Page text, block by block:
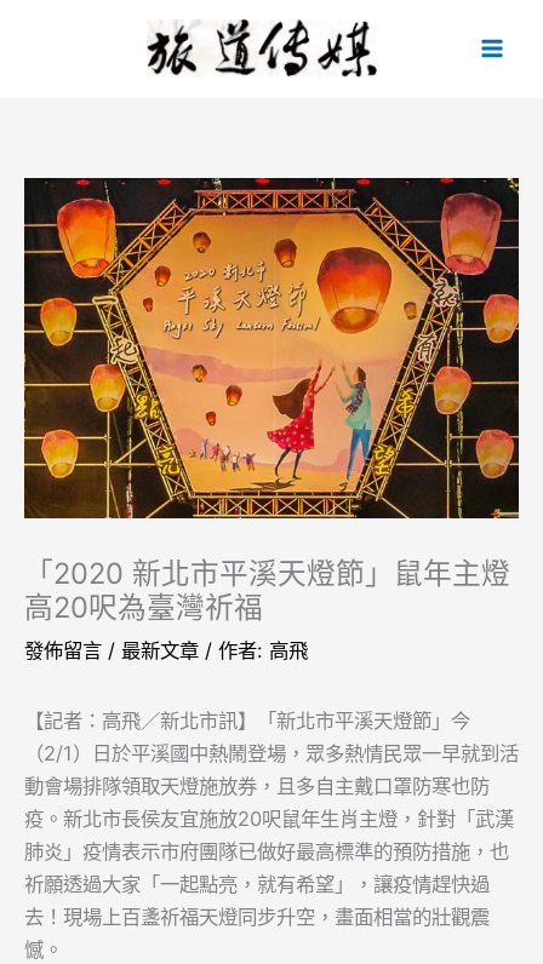
「2020 新北市平溪天燈節」鼠年主燈
高20呎為臺灣祈福
發佈留言 / 最新文章 / 作者: 高飛
【記者：高飛／新北市訊】「新北市平溪天燈節」今
（2/1）日於平溪國中熱鬧登場，眾多熱情民眾一早就到活
動會場排隊領取天燈施放券，且多自主戴口罩防寒也防
疫。新北市長侯友宜施放20呎鼠年生肖主燈，針對「武漢
肺炎」疫情表示市府團隊已做好最高標準的預防措施，也
祈願透過大家「一起點亮，就有希望」，讓疫情趕快過
去！現場上百盞祈福天燈同步升空，畫面相當的壯觀震
憾。